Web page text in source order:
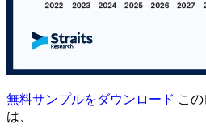
無料サンプルをダウンロード こ
は、